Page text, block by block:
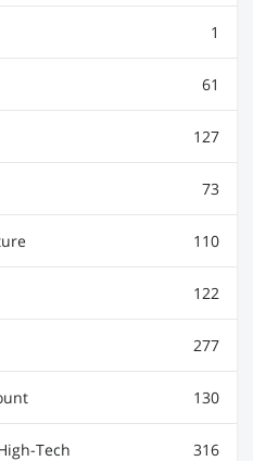
1
61
127
73
110
122
277
130
Tech 316